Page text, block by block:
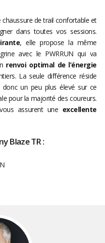
chaussure de trail confortable et
dans toutes vos sessions.
, elle propose la même
avec le PWRRUN qui va
renvoi optimal de l’énergie
La seule différence réside
un peu plus élevé sur ce
pour la majorité des coureurs.
assurent une excellente
Blaze TR :